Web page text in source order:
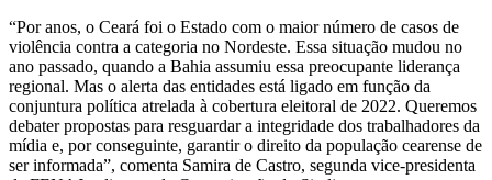
“Por anos, o Ceará foi o Estado com o maior número de casos de
violência contra a categoria no Nordeste. Essa situação mudou no
ano passado, quando a Bahia assumiu essa preocupante liderança
regional. Mas o alerta das entidades está ligado em função da
conjuntura política atrelada à cobertura eleitoral de 2022. Queremos
debater propostas para resguardar a integridade dos trabalhadores da
mídia e, por conseguinte, garantir o direito da população cearense de
ser informada”, comenta Samira de Castro, segunda vice-presidenta